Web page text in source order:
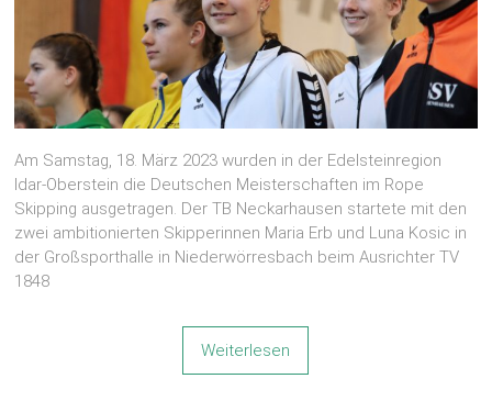
Am Samstag, 18. März 2023 wurden in der Edelsteinregion
Idar-Oberstein die Deutschen Meisterschaften im Rope
Skipping ausgetragen. Der TB Neckarhausen startete mit den
zwei ambitionierten Skipperinnen Maria Erb und Luna Kosic in
der Großsporthalle in Niederwörresbach beim Ausrichter TV
1848
Weiterlesen